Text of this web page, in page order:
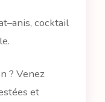
cocktail
? Venez
et